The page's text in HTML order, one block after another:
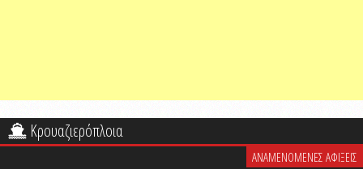
Κρουαζιερόπλοια
ΑΝΑΜΕΝΟΜΕΝΕΣ ΑΦΙΞΕΙΣ